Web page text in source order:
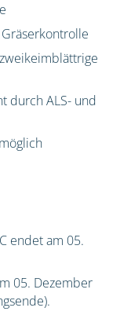
durch ALS- und
endet am 05.
05. Dezember